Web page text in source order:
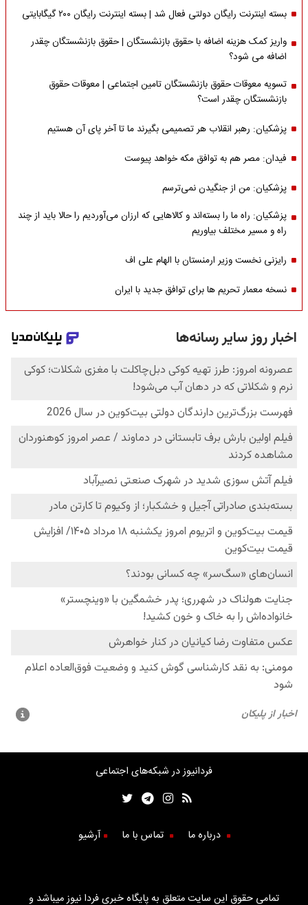
بسته اینترنت رایگان دولتی فعال شد | بسته اینترنت رایگان ۲۰۰ گیگابایتی
واریز کمک هزینه اضافه با حقوق بازنشستگان | حقوق بازنشستگان چقدر
اضافه می شود؟
تسویه معوقات حقوق بازنشستگان تامین اجتماعی | معوقات حقوق
بازنشستگان چقدر است؟
پزشکیان: رهبر انقلاب هر تصمیمی بگیرند ما تا آخر پای آن هستیم
فیدان: مصر هم به توافق مکه خواهد پیوست
پزشکیان: من از جنگیدن نمی‌ترسم
پزشکیان: راه ما را بسته‌اند و کالاهایی که ارزان می‌آوردیم را حالا باید از چند
راه و مسیر مختلف بیاوریم
رایزنی نخست وزیر ارمنستان با الهام علی اف
نسخه معمار تحریم ها برای توافق جدید با ایران
فردانیوز در شبکه‌های اجتماعی
درباره ما تماس با ما آرشیو
تمامی حقوق این سایت متعلق به پایگاه خبری فردا نیوز میباشد و